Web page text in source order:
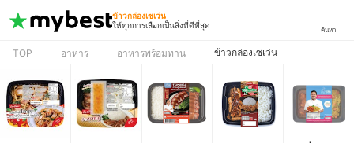
ข้าวกล่องเซเว่น
ให้ทุกการเลือกเป็นสิ่งที่ดีที่สุด
ค้นหา
TOP อาหาร อาหารพร้อมทาน ข้าวกล่องเซเว่น